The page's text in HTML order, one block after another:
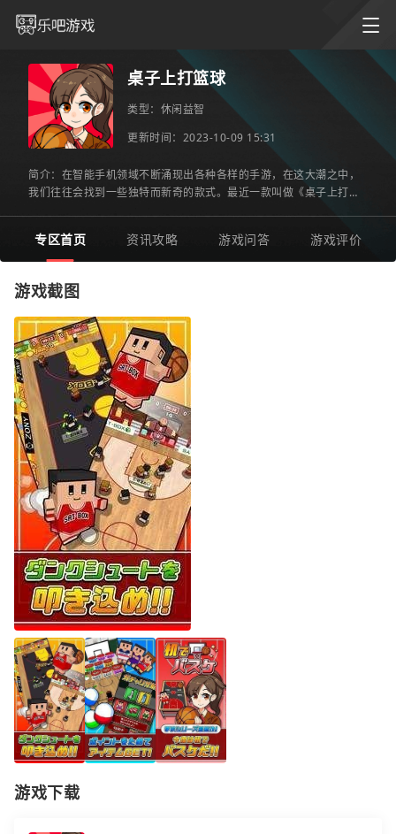
桌子上打篮球
类型： 休闲益智
更新时间：2023-10-09 15:31
简介：在智能手机领域不断涌现出各种各样的手游，在这大潮之中，
我们往往会找到一些独特而新奇的款式。最近一款叫做《桌子上打篮
专区首页 资讯攻略 游戏问答 游戏评价
游戏截图
游戏下载